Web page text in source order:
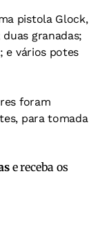
pistola Glock,
granadas;
e vários potes
foram
para tomada
e receba os